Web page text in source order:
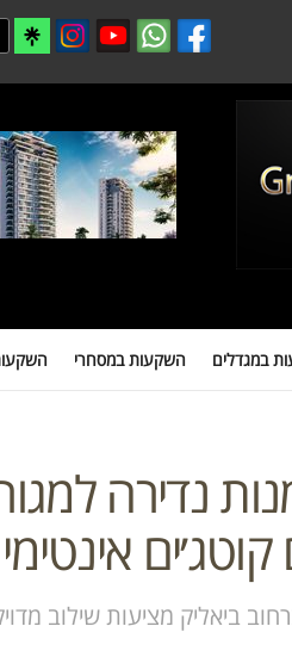
השקעות בקרקעות צור קשר
במגדלים השקעות במסחרי
נדירה
ביאליק מציעות שילוב